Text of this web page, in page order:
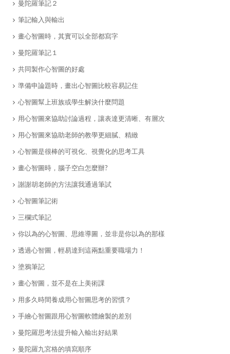
​曼陀羅筆記２
​筆記輸入與輸出
​畫心智圖時，其實可以全部都寫字
​曼陀羅筆記１
​共同製作心智圖的好處
​準備申論題時，畫出心智圖比較容易記住
心智圖幫上班族或學生解決什麼問題
​用心智圖來協助討論過程，讓表達更清晰、有層次
用心智圖來協助老師的教學更細膩、精緻
​心智圖是很棒的可視化、視覺化的思考工具
畫心智圖時，腦子空白怎麼辦?
​謝謝胡老師的方法讓我通過筆試
​心智圖筆記術
​三欄式筆記
你以為的心智圖、思維導圖，並非是你以為的那樣
透過心智圖，輕易達到這兩點重要職場力！
塗鴉筆記
​畫心智圖，並不是在上美術課
用多久時間養成用心智圖思考的習慣？
手繪心智圖跟用心智圖軟體繪製的差別
曼陀羅思考法提升輸入輸出好結果
曼陀羅九宮格的填寫順序